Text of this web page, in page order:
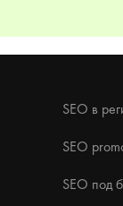
SEO в
SEO
SEO под